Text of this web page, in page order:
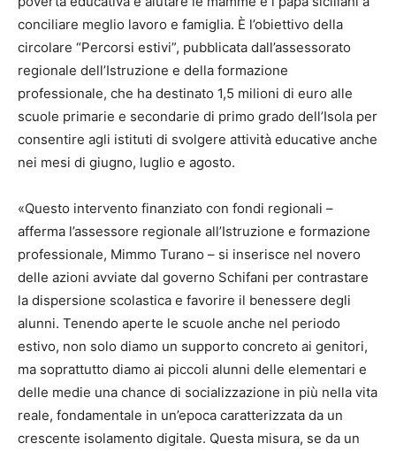
conciliare meglio lavoro e famiglia. È l’obiettivo della
circolare “Percorsi estivi”, pubblicata dall’assessorato
regionale dell’Istruzione e della formazione
professionale, che ha destinato 1,5 milioni di euro alle
scuole primarie e secondarie di primo grado dell’Isola per
consentire agli istituti di svolgere attività educative anche
nei mesi di giugno, luglio e agosto.
«Questo intervento finanziato con fondi regionali –
afferma l’assessore regionale all’Istruzione e formazione
professionale, Mimmo Turano – si inserisce nel novero
delle azioni avviate dal governo Schifani per contrastare
la dispersione scolastica e favorire il benessere degli
alunni. Tenendo aperte le scuole anche nel periodo
estivo, non solo diamo un supporto concreto ai genitori,
ma soprattutto diamo ai piccoli alunni delle elementari e
delle medie una chance di socializzazione in più nella vita
reale, fondamentale in un’epoca caratterizzata da un
crescente isolamento digitale. Questa misura, se da un